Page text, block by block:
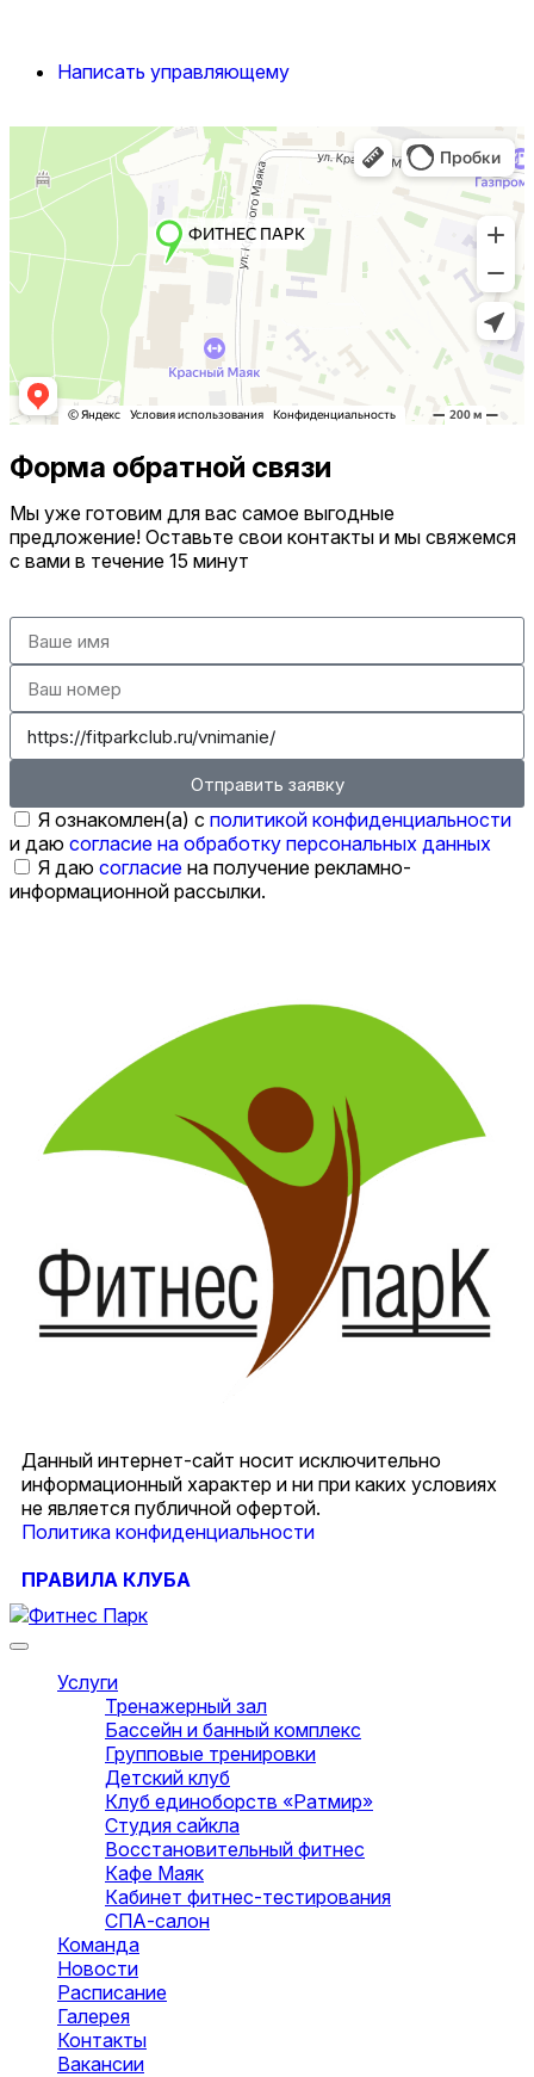
Написать управляющему
Форма обратной связи
Мы уже готовим для вас самое выгодные
предложение! Оставьте свои контакты и мы свяжемся
с вами в течение 15 минут
Отправить заявку
Я ознакомлен(а) с политикой конфиденциальности
и даю согласие на обработку персональных данных
Я даю согласие на получение рекламно-
информационной рассылки.
Данный интернет-сайт носит исключительно
информационный характер и ни при каких условиях
не является публичной офертой.
Политика конфиденциальности
ПРАВИЛА КЛУБА
Услуги
Тренажерный зал
Бассейн и банный комплекс
Групповые тренировки
Детский клуб
Клуб единоборств «Ратмир»
Студия сайкла
Восстановительный фитнес
Кафе Маяк
Кабинет фитнес-тестирования
СПА-салон
Команда
Новости
Расписание
Галерея
Контакты
Вакансии